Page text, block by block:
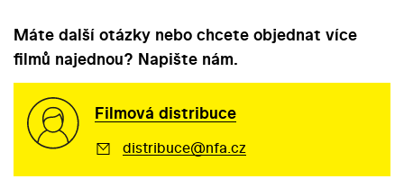
Máte další otázky nebo chcete objednat více
filmů najednou? Napište nám.
Filmová distribuce
distribuce@nfa.cz